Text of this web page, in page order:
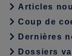
Articles
Coup de
Dernières
Dossiers